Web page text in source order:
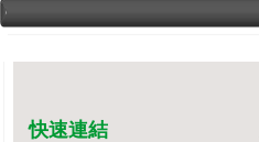
快速連結